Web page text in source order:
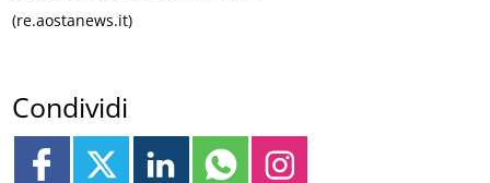
(re.aostanews.it)
Condividi